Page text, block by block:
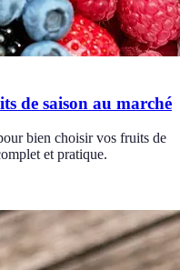
de saison au marché
bien choisir vos fruits de
et pratique.